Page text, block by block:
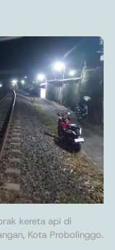
kereta api di
Kota Probolinggo.